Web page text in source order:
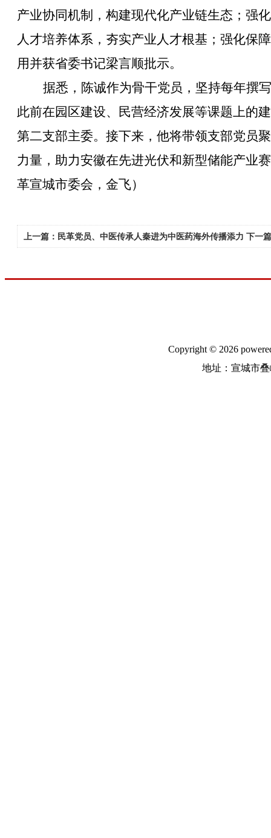
产业协同机制，构建现代化产业链生态；强
人才培养体系，夯实产业人才根基；强化保
用并获省委书记梁言顺批示。
据悉，陈诚作为骨干党员，坚持每年撰
此前在园区建设、民营经济发展等课题上的
第二支部主委。 接下来， 他将带领支部党员
力量，助力安徽在先进光伏和新型储能产业
革宣城市委会，金飞）
上一篇：民革党员、中医传承人秦进为中医药海外传播添力 下一
Copyright © 2026
地址：宣城市叠嶂